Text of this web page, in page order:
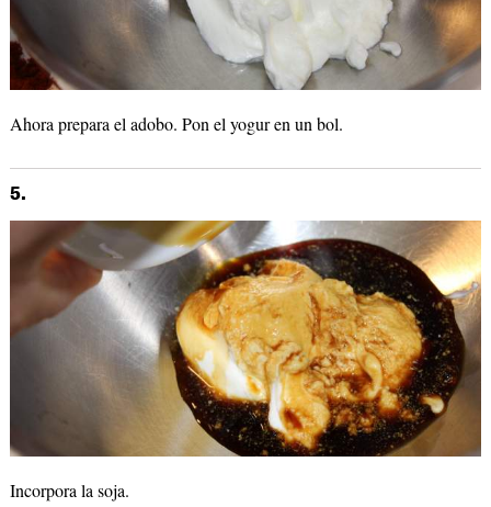
Ahora prepara el adobo. Pon el yogur en un bol.
5.
Incorpora la soja.